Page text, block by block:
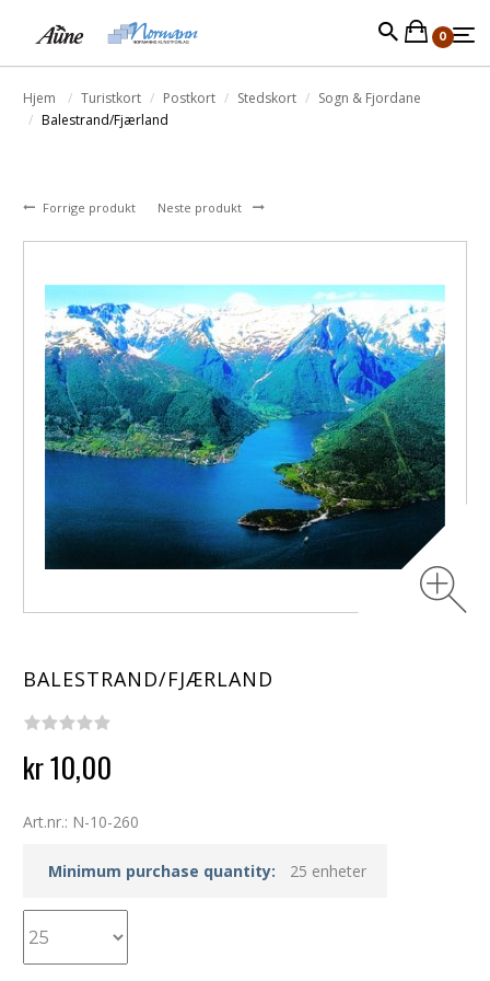
0
Hjem Turistkort Postkort Stedskort
Sogn & Fjordane
Balestrand/Fjærland
Forrige produkt Neste produkt
BALESTRAND/FJÆRLAND
kr 10,00
Art.nr.: N-10-260
Minimum purchase quantity: 25 enheter